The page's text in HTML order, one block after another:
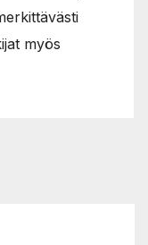
myös